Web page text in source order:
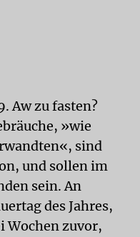
Aw zu fasten?
»wie
sind
und sollen im
sein. An
des Jahres,
Wochen zuvor,